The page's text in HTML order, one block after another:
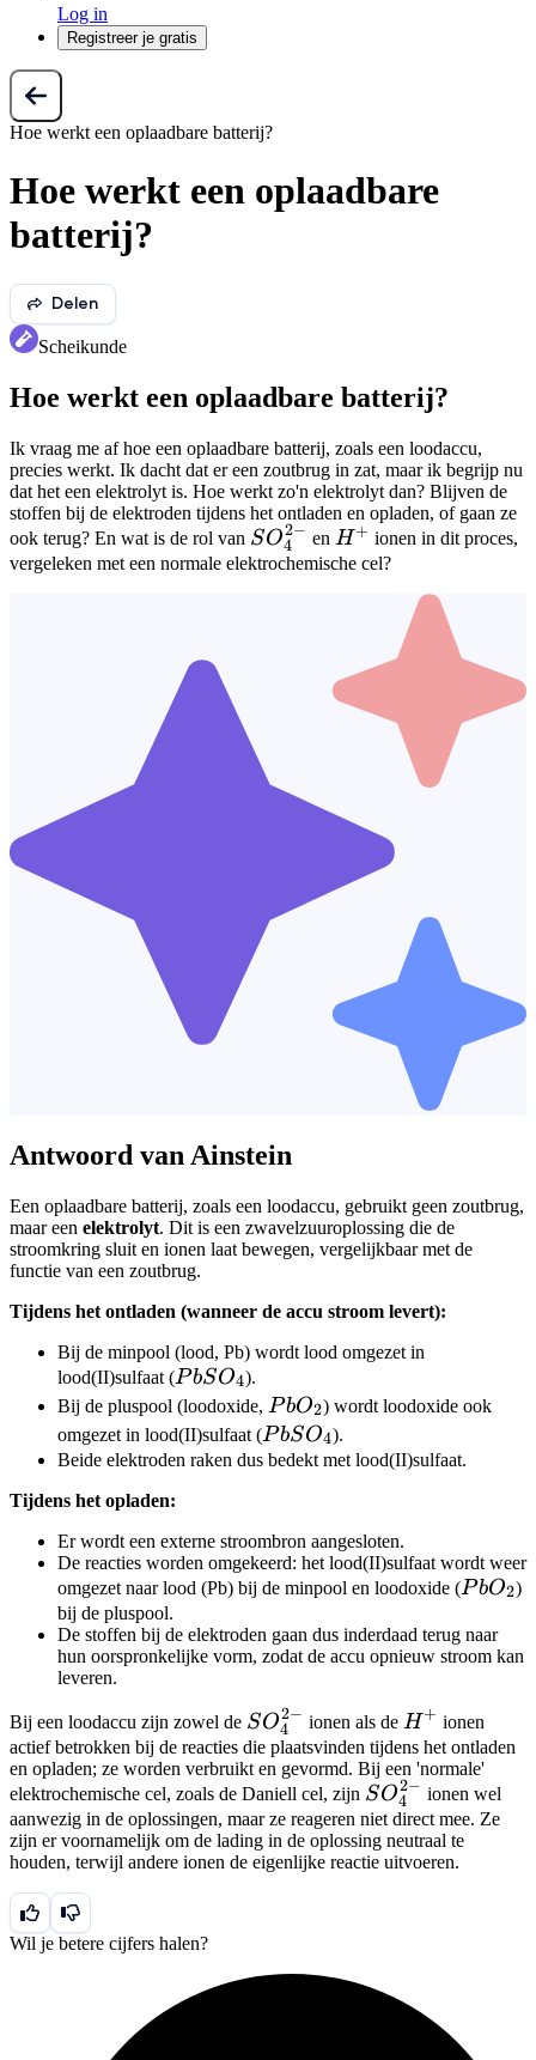
Log in
Registreer je gratis
Hoe werkt een oplaadbare batterij?
Hoe werkt een oplaadbare
batterij?
Delen
Scheikunde
Hoe werkt een oplaadbare batterij?
Ik vraag me af hoe een oplaadbare batterij, zoals een loodaccu,
precies werkt. Ik dacht dat er een zoutbrug in zat, maar ik begrijp nu
dat het een elektrolyt is. Hoe werkt zo'n elektrolyt dan? Blijven de
stoffen bij de elektroden tijdens het ontladen en opladen, of gaan ze
ook terug? En wat is de rol van SO_4^{2-}
SO4
2− en H^+
H+ ionen in dit proces,
vergeleken met een normale elektrochemische cel?
Antwoord van Ainstein
Een oplaadbare batterij, zoals een loodaccu, gebruikt geen zoutbrug,
maar een elektrolyt. Dit is een zwavelzuuroplossing die de
stroomkring sluit en ionen laat bewegen, vergelijkbaar met de
functie van een zoutbrug.
Tijdens het ontladen (wanneer de accu stroom levert):
Bij de minpool (lood, Pb) wordt lood omgezet in
lood(II)sulfaat (PbSO_4
PbSO4).
Bij de pluspool (loodoxide, PbO_2
PbO2) wordt loodoxide ook
omgezet in lood(II)sulfaat (PbSO_4
PbSO4).
Beide elektroden raken dus bedekt met lood(II)sulfaat.
Tijdens het opladen:
Er wordt een externe stroombron aangesloten.
De reacties worden omgekeerd: het lood(II)sulfaat wordt weer
omgezet naar lood (Pb) bij de minpool en loodoxide (PbO_2
PbO2)
bij de pluspool.
De stoffen bij de elektroden gaan dus inderdaad terug naar
hun oorspronkelijke vorm, zodat de accu opnieuw stroom kan
leveren.
Bij een loodaccu zijn zowel de SO_4^{2-}
SO4
2− ionen als de H^+
H+ ionen
actief betrokken bij de reacties die plaatsvinden tijdens het ontladen
en opladen; ze worden verbruikt en gevormd. Bij een 'normale'
elektrochemische cel, zoals de Daniell cel, zijn SO_4^{2-}
SO4
2− ionen wel
aanwezig in de oplossingen, maar ze reageren niet direct mee. Ze
zijn er voornamelijk om de lading in de oplossing neutraal te
houden, terwijl andere ionen de eigenlijke reactie uitvoeren.
Wil je betere cijfers halen?